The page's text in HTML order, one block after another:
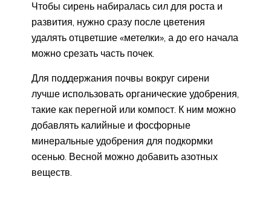
Чтобы сирень набиралась сил для роста и
развития, нужно сразу после цветения
удалять отцветшие «метелки», а до его начала
можно срезать часть почек.
Для поддержания почвы вокруг сирени
лучше использовать органические удобрения,
такие как перегной или компост. К ним можно
добавлять калийные и фосфорные
минеральные удобрения для подкормки
осенью. Весной можно добавить азотных
веществ.